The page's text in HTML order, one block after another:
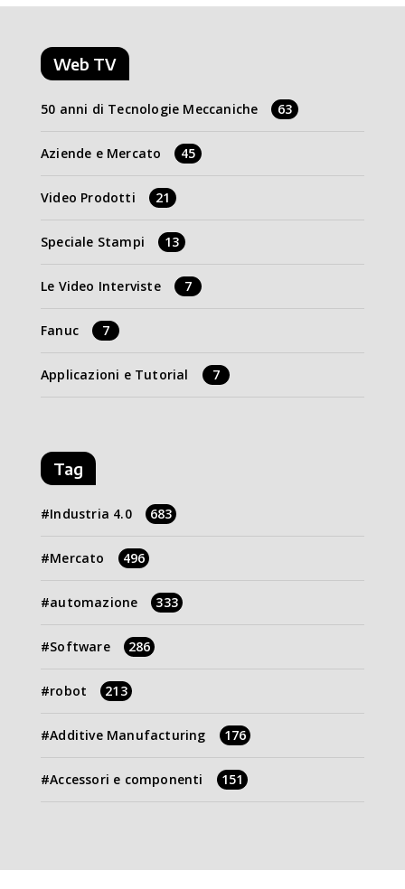
Web TV
50 anni di Tecnologie Meccaniche 63
Aziende e Mercato 45
Video Prodotti 21
Speciale Stampi 13
Le Video Interviste 7
Fanuc 7
Applicazioni e Tutorial 7
Tag
Industria 4.0 683
Mercato 496
automazione 333
Software 286
robot 213
Additive Manufacturing 176
Accessori e componenti 151